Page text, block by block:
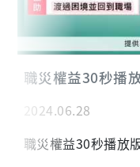
安排正餐，水果、
水果每次約一個拳
取代。堅果雖然營
可。牛奶、優格及
酒精、加糖咖啡及
茶或無糖咖啡。 外
間擇一日前往健檢。 考量同仁公務繁忙未能在安排之梯
次到檢，另已協調
另行公告。 📍五、法規依據 依《職業安全衛生法》第
20條第6項，員工有接受
視自身健康，珍惜
或其他經衛福部核
法規規定項目），
明書（附件06）並
職災權益30秒播
2024.06.28
職災權益30秒播放